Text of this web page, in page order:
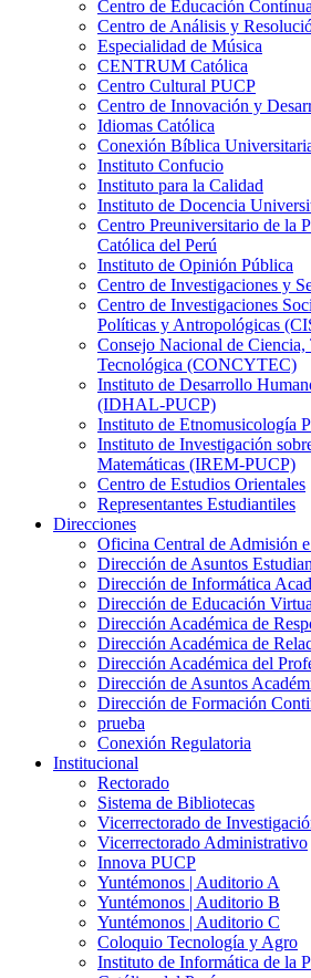
Centro de Educación Contínua
Centro de Análisis y
Especialidad de Música
CENTRUM Católica
Centro Cultural PUCP
Centro de Innovación y
Idiomas Católica
Conexión Bíblica
Instituto Confucio
Instituto para la Calidad
Instituto de Docencia
Centro Preuniversitario de la
Católica del Perú
Instituto de Opinión Pública
Centro de Investigaciones y
Centro de Investigaciones
Políticas y Antropológicas
Consejo Nacional de
Tecnológica (CONCYTEC)
Instituto de Desarrollo
(IDHAL-PUCP)
Instituto de Etnomusicología
Instituto de Investigación
Matemáticas (IREM-PUCP)
Centro de Estudios Orientales
Representantes Estudiantiles
Direcciones
Oficina Central de Admisión
Dirección de Asuntos
Dirección de Informática
Dirección de Educación
Dirección Académica de
Dirección Académica de
Dirección Académica del
Dirección de Asuntos
Dirección de Formación
prueba
Conexión Regulatoria
Institucional
Rectorado
Sistema de Bibliotecas
Vicerrectorado de
Vicerrectorado Administrativo
Innova PUCP
Yuntémonos | Auditorio A
Yuntémonos | Auditorio B
Yuntémonos | Auditorio C
Coloquio Tecnología y Agro
Instituto de Informática de la